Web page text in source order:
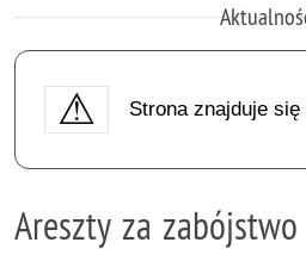
Strona znajduje
Areszty za zabójstwo